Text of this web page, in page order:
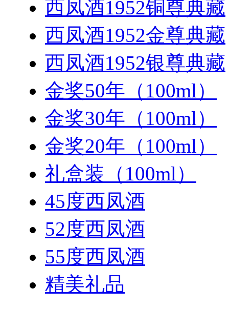
西凤酒1952铜尊典藏
西凤酒1952金尊典藏
西凤酒1952银尊典藏
金奖50年（100ml）
金奖30年（100ml）
金奖20年（100ml）
礼盒装（100ml）
45度西凤酒
52度西凤酒
55度西凤酒
精美礼品